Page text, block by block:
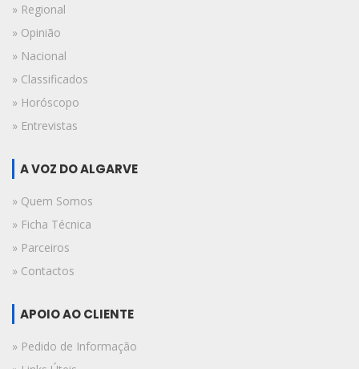
» Regional
» Opinião
» Nacional
» Classificados
» Horóscopo
» Entrevistas
A VOZ DO ALGARVE
» Quem Somos
» Ficha Técnica
» Parceiros
» Contactos
APOIO AO CLIENTE
» Pedido de Informação